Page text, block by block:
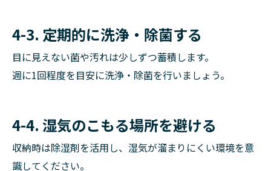
4-3. 定期的に洗浄・除菌する
目に見えない菌や汚れは少しずつ蓄積します。
週に1回程度を目安に洗浄・除菌を行いましょう。
4-4. 湿気のこもる場所を避ける
収納時は除湿剤を活用し、湿気が溜まりにくい環境を意
識してください。